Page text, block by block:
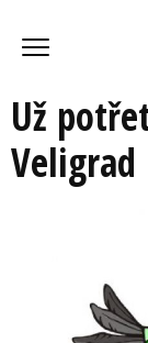
Už
Veligrad